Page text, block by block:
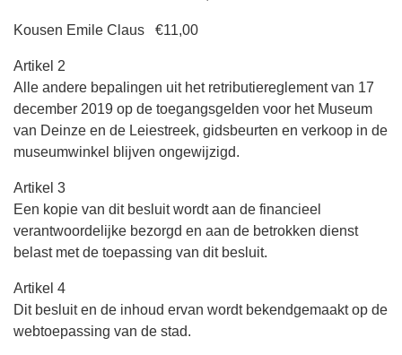
Kousen Emile Claus €11,00
Artikel 2
Alle andere bepalingen uit het retributiereglement van 17
december 2019 op de toegangsgelden voor het Museum
van Deinze en de Leiestreek, gidsbeurten en verkoop in de
museumwinkel blijven ongewijzigd.
Artikel 3
Een kopie van dit besluit wordt aan de financieel
verantwoordelijke bezorgd en aan de betrokken dienst
belast met de toepassing van dit besluit.
Artikel 4
Dit besluit en de inhoud ervan wordt bekendgemaakt op de
webtoepassing van de stad.